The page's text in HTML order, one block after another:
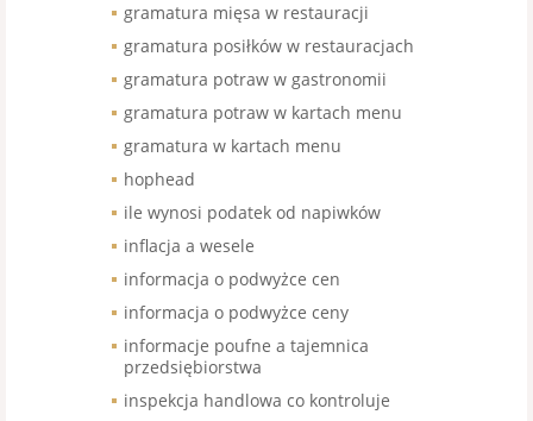
gramatura mięsa w restauracji
gramatura posiłków w restauracjach
gramatura potraw w gastronomii
gramatura potraw w kartach menu
gramatura w kartach menu
hophead
ile wynosi podatek od napiwków
inflacja a wesele
informacja o podwyżce cen
informacja o podwyżce ceny
informacje poufne a tajemnica
przedsiębiorstwa
inspekcja handlowa co kontroluje